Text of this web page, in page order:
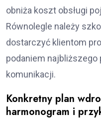
obniża koszt obsługi
Równolegle należy
dostarczyć klientom
podaniem najbliższego
komunikacji.
Konkretny plan
harmonogram i